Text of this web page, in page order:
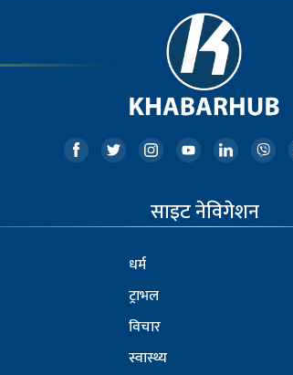
साइट नेविगेशन
धर्म
ट्राभल
विचार
स्वास्थ्य